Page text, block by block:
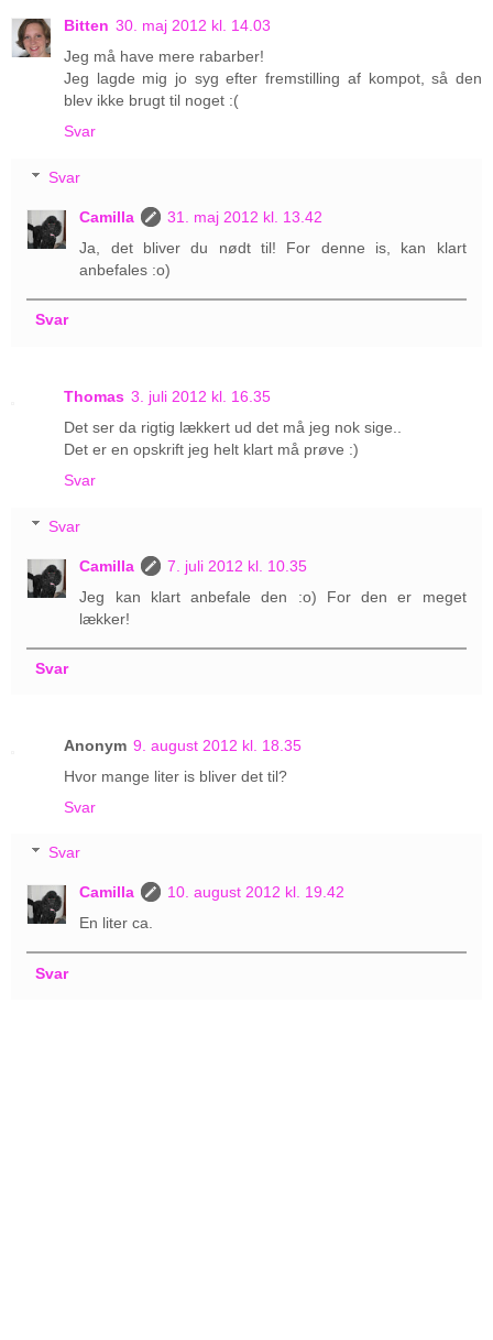
Bitten 30. maj 2012 kl. 14.03
Jeg må have mere rabarber!
Jeg lagde mig jo syg efter fremstilling af kompot, så den
blev ikke brugt til noget :(
Svar
Svar
Camilla
31. maj 2012 kl. 13.42
Ja, det bliver du nødt til! For denne is, kan klart
anbefales :o)
Svar
Thomas 3. juli 2012 kl. 16.35
Det ser da rigtig lækkert ud det må jeg nok sige..
Det er en opskrift jeg helt klart må prøve :)
Svar
Svar
Camilla
7. juli 2012 kl. 10.35
Jeg kan klart anbefale den :o) For den er meget
lækker!
Svar
Anonym 9. august 2012 kl. 18.35
Hvor mange liter is bliver det til?
Svar
Svar
Camilla
10. august 2012 kl. 19.42
En liter ca.
Svar